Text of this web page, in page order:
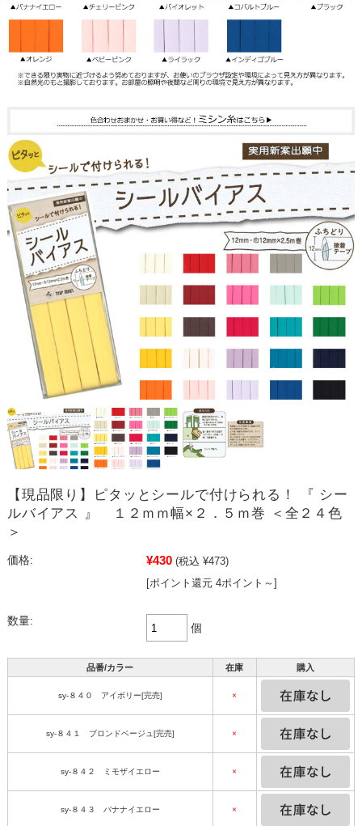
【現品限り】ピタッとシールで付けられる！ 『 シー
ルバイアス 』 １２ｍｍ幅×２．５ｍ巻 ＜全２４色
＞
価格: ¥430 (税込 ¥473)
[ポイント還元 4ポイント～]
数量:
個
品番/カラー 在庫 購入
sy-８４０ アイボリー[完売] ×
sy-８４１ ブロンドベージュ[完売] ×
sy-８４２ ミモザイエロー ×
sy-８４３ バナナイエロー ×